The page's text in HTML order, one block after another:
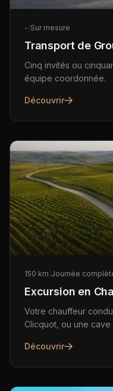
- Sur mesure
Transport de
Cinq invités ou
équipe coordonnée.
Découvrir
150 km Journée
Excursion en
Votre chauffeur
Clicquot, ou une cave
Découvrir